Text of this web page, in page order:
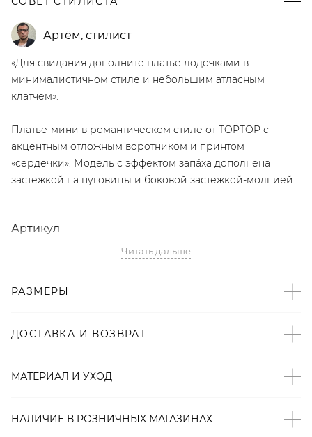
Артём, стилист
«Для свидания дополните платье лодочками в
минималистичном стиле и небольшим атласным
клатчем».
Платье-мини в романтическом стиле от TOPTOP с
акцентным отложным воротником и принтом
«сердечки». Модель с эффектом запа́ха дополнена
застежкой на пуговицы и боковой застежкой-молнией.
Артикул
Детали
контролем бренда: Киргизия;
– Принт «сердечки»;
– Застежка на пуговицы и боковая застежка-молния;
Читать дальше
РАЗМЕРЫ
ДОСТАВКА И ВОЗВРАТ
МАТЕРИАЛ И УХОД
НАЛИЧИЕ В РОЗНИЧНЫХ МАГАЗИНАХ